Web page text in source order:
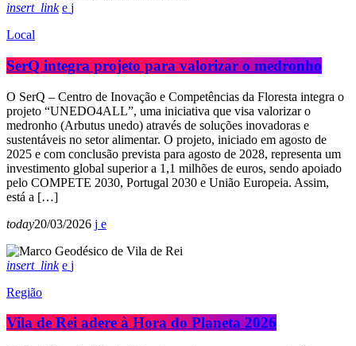
insert_link
Local
SerQ integra projeto para valorizar o medronho
O SerQ – Centro de Inovação e Competências da Floresta integra o
projeto “UNEDO4ALL”, uma iniciativa que visa valorizar o
medronho (Arbutus unedo) através de soluções inovadoras e
sustentáveis no setor alimentar. O projeto, iniciado em agosto de
2025 e com conclusão prevista para agosto de 2028, representa um
investimento global superior a 1,1 milhões de euros, sendo apoiado
pelo COMPETE 2030, Portugal 2030 e União Europeia. Assim,
está a […]
today20/03/2026
insert_link
Região
Vila de Rei adere à Hora do Planeta 2026